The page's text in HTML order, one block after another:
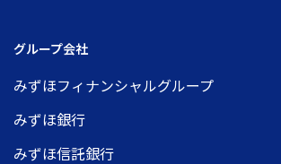
グループ会社
みずほフィナンシャルグループ
みずほ銀行
みずほ信託銀行